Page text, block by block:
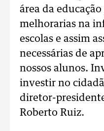
área da
melhorarias na
escolas e assim
necessárias de
nossos alunos.
investir no
diretor-
Roberto Ruiz.